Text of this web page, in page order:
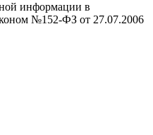
информации в
№152-ФЗ от 27.07.2006